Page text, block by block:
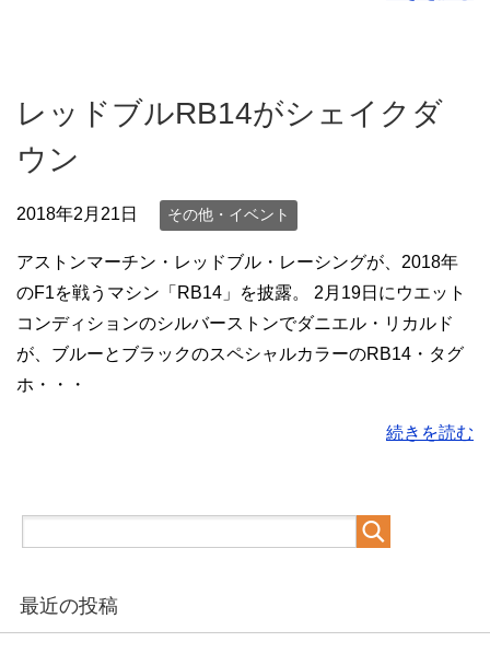
レッドブルRB14がシェイクダ
ウン
2018年2月21日 その他・イベント
アストンマーチン・レッドブル・レーシングが、2018年
のF1を戦うマシン「RB14」を披露。 2月19日にウエット
コンディションのシルバーストンでダニエル・リカルド
が、ブルーとブラックのスペシャルカラーのRB14・タグ
ホ・・・
続きを読む
最近の投稿